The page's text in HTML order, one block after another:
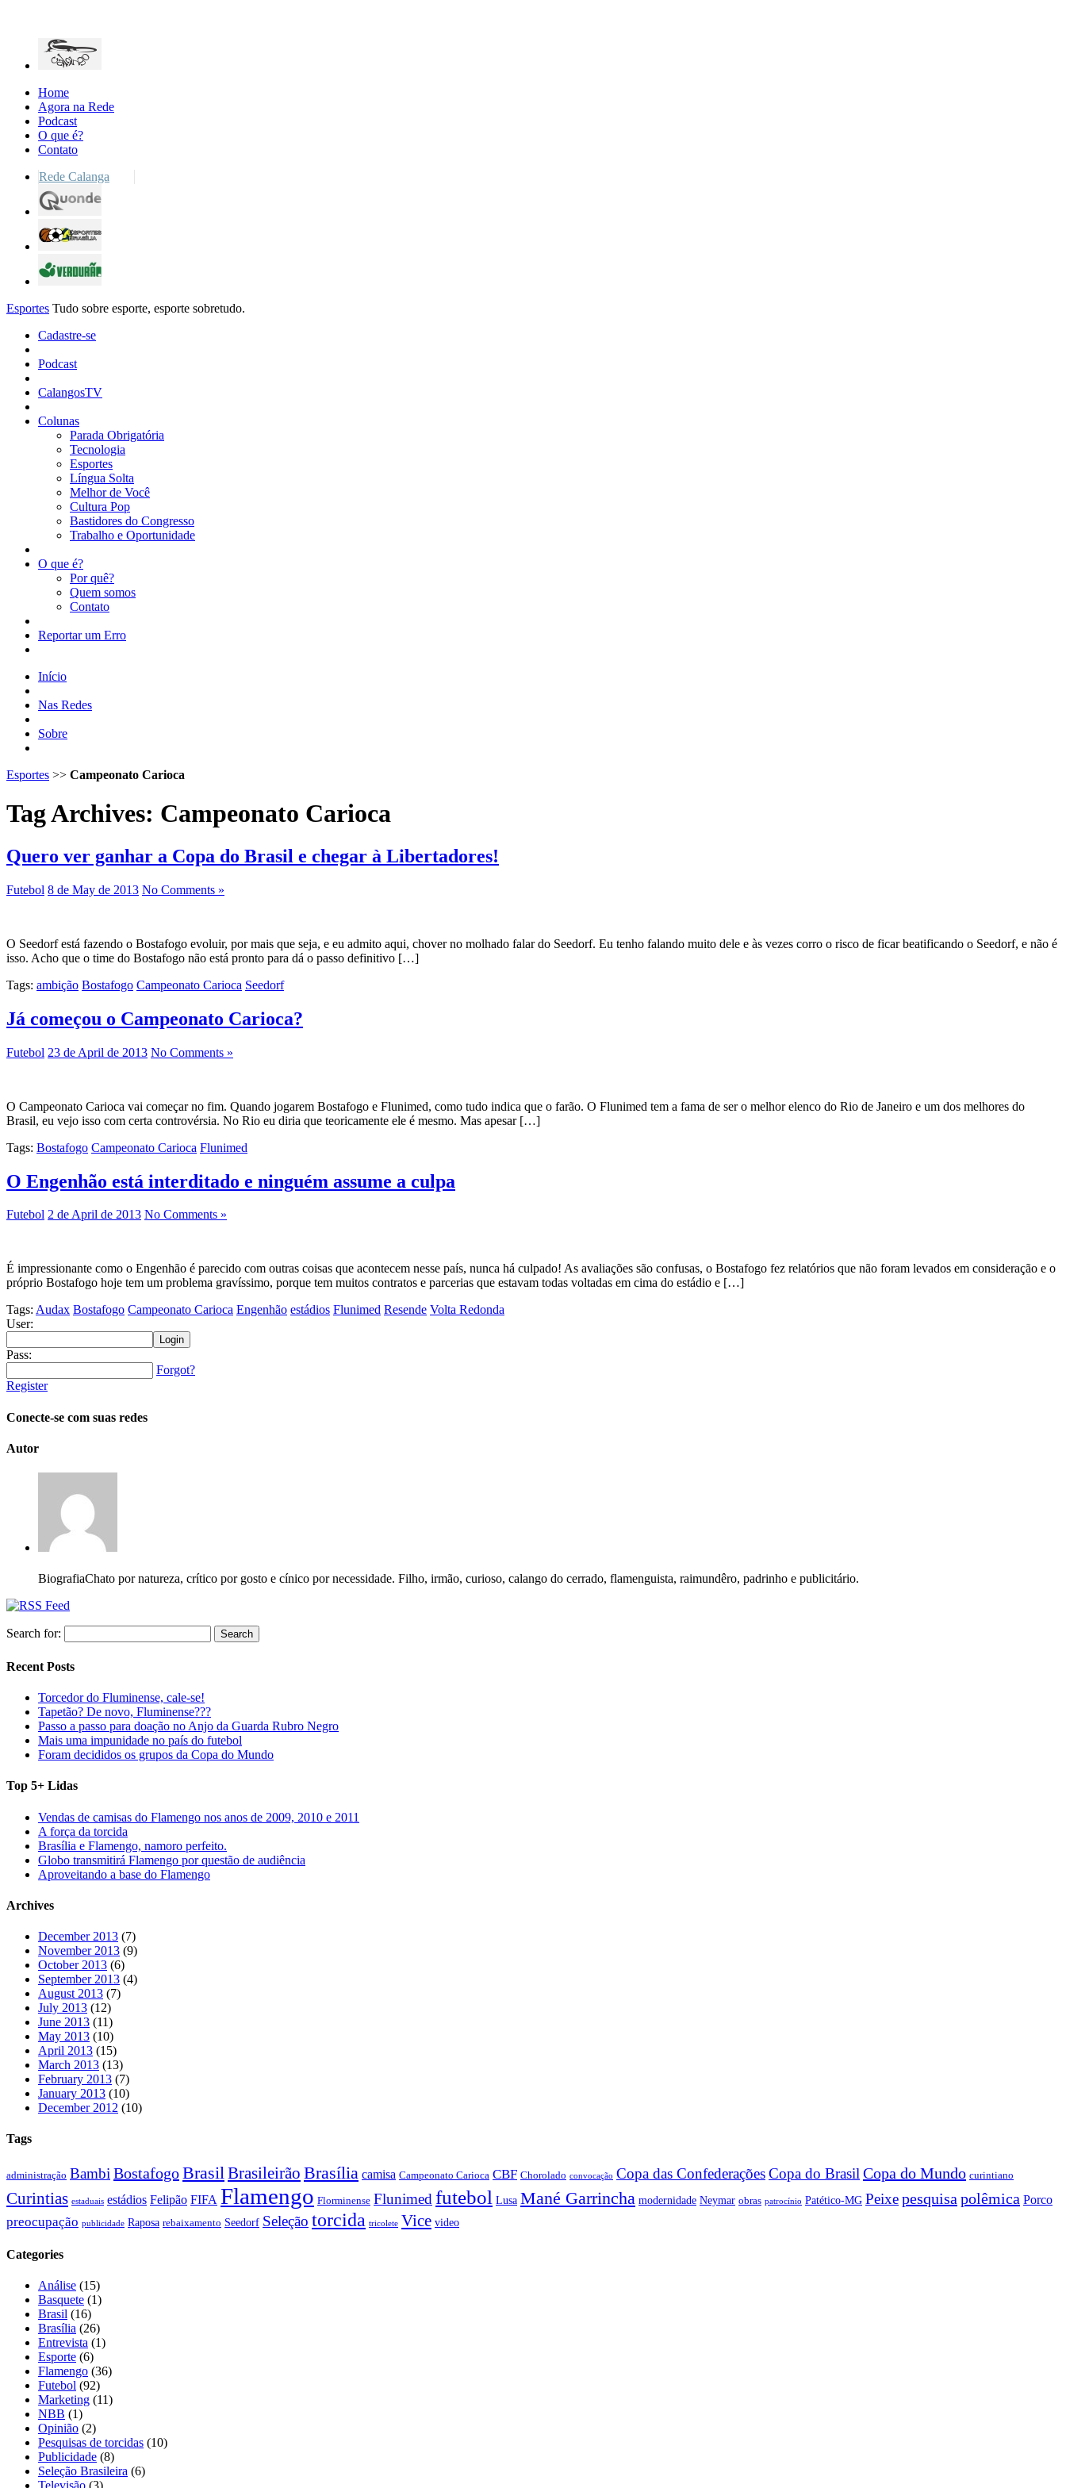
Home
Agora na Rede
Podcast
O que é?
Contato
Rede Calanga
Esportes Tudo sobre esporte, esporte sobretudo.
Cadastre-se
Podcast
CalangosTV
Colunas
Parada Obrigatória
Tecnologia
Esportes
Língua Solta
Melhor de Você
Cultura Pop
Bastidores do Congresso
Trabalho e Oportunidade
O que é?
Por quê?
Quem somos
Contato
Reportar um Erro
Início
Nas Redes
Sobre
Esportes >> Campeonato Carioca
Tag Archives: Campeonato Carioca
Quero ver ganhar a Copa do Brasil e chegar à Libertadores!
Futebol 8 de May de 2013 No Comments »
O Seedorf está fazendo o Bostafogo evoluir, por mais que seja, e eu admito aqui, chover no molhado falar do Seedorf. Eu tenho falando muito dele e às vezes corro o risco de ficar beatificando o Seedorf, e não é
isso. Acho que o time do Bostafogo não está pronto para dá o passo definitivo […]
Tags: ambição Bostafogo Campeonato Carioca Seedorf
Já começou o Campeonato Carioca?
Futebol 23 de April de 2013 No Comments »
O Campeonato Carioca vai começar no fim. Quando jogarem Bostafogo e Flunimed, como tudo indica que o farão. O Flunimed tem a fama de ser o melhor elenco do Rio de Janeiro e um dos melhores do
Brasil, eu vejo isso com certa controvérsia. No Rio eu diria que teoricamente ele é mesmo. Mas apesar […]
Tags: Bostafogo Campeonato Carioca Flunimed
O Engenhão está interditado e ninguém assume a culpa
Futebol 2 de April de 2013 No Comments »
É impressionante como o Engenhão é parecido com outras coisas que acontecem nesse país, nunca há culpado! As avaliações são confusas, o Bostafogo fez relatórios que não foram levados em consideração e o
próprio Bostafogo hoje tem um problema gravíssimo, porque tem muitos contratos e parcerias que estavam todas voltadas em cima do estádio e […]
Tags: Audax Bostafogo Campeonato Carioca Engenhão estádios Flunimed Resende Volta Redonda
User:
Pass:
Forgot?
Register
Conecte-se com suas redes
Autor
BiografiaChato por natureza, crítico por gosto e cínico por necessidade. Filho, irmão, curioso, calango do cerrado, flamenguista, raimundêro, padrinho e publicitário.
Search for:
Recent Posts
Torcedor do Fluminense, cale-se!
Tapetão? De novo, Fluminense???
Passo a passo para doação no Anjo da Guarda Rubro Negro
Mais uma impunidade no país do futebol
Foram decididos os grupos da Copa do Mundo
Top 5+ Lidas
Vendas de camisas do Flamengo nos anos de 2009, 2010 e 2011
A força da torcida
Brasília e Flamengo, namoro perfeito.
Globo transmitirá Flamengo por questão de audiência
Aproveitando a base do Flamengo
Archives
December 2013 (7)
November 2013 (9)
October 2013 (6)
September 2013 (4)
August 2013 (7)
July 2013 (12)
June 2013 (11)
May 2013 (10)
April 2013 (15)
March 2013 (13)
February 2013 (7)
January 2013 (10)
December 2012 (10)
Tags
administração Bambi BostafogoBrasil Brasileirão Brasília camisa Campeonato Carioca CBF Chorolado convocação Copa das Confederações Copa do Brasil Copa do Mundo curintiano
Curintias estaduais estádios Felipão FIFA Flamengo Florminense Flunimed futebol Lusa Mané Garrincha modernidade Neymar obras patrocínio Patético-MG Peixe pesquisa polêmica Porco
preocupação publicidade Raposa rebaixamento Seedorf Seleção torcida tricolete Vice video
Categories
Análise (15)
Basquete (1)
Brasil (16)
Brasília (26)
Entrevista (1)
Esporte (6)
Flamengo (36)
Futebol (92)
Marketing (11)
NBB (1)
Opinião (2)
Pesquisas de torcidas (10)
Publicidade (8)
Seleção Brasileira (6)